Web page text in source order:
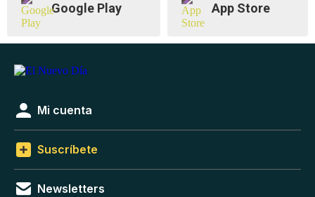
Google Play App Store
Mi cuenta
Suscríbete
Newsletters